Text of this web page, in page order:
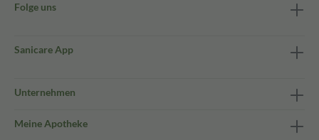
Folge uns
Sanicare App
Unternehmen
Meine Apotheke